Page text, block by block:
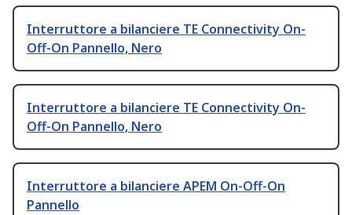
Interruttore a bilanciere TE Connectivity On-
Off-On Pannello, Nero
Interruttore a bilanciere TE Connectivity On-
Off-On Pannello, Nero
Interruttore a bilanciere APEM On-Off-On
Pannello